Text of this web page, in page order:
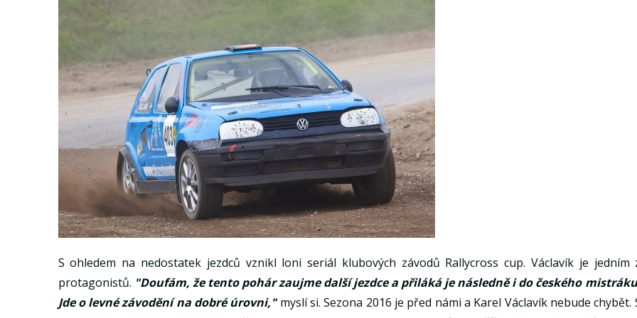
S ohledem na nedostatek jezdců vznikl loni seriál klubových závodů Rallycross cup. Václavík je jedním
protagonistů. "Doufám, že tento pohár zaujme další jezdce a přiláká je následně i do českého
Jde o levné závodění na dobré úrovni,"myslí si. Sezona 2016 je před námi a Karel Václavík nebude chybět.